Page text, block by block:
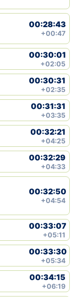
00:28:43
+00:47
00:30:01
+02:05
00:30:31
+02:35
00:31:31
+03:35
00:32:21
+04:25
00:32:29
+04:33
00:32:50
+04:54
00:33:07
+05:11
00:33:30
+05:34
00:34:15
+06:19